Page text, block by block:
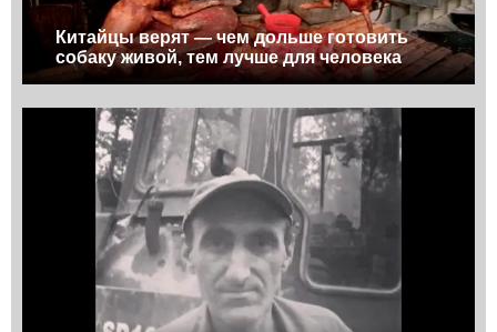
Китайцы верят — чем дольше готовить
собаку живой, тем лучше для человека